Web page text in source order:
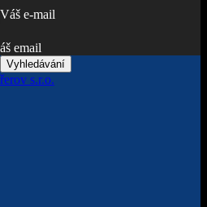
Váš e-mail
email
s.r.o.